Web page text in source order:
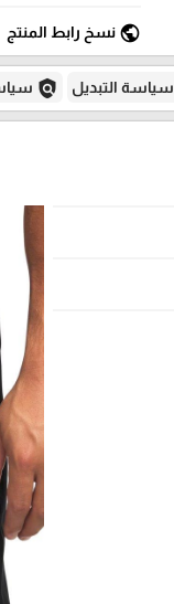
public نسخ رابط المنتج
سياسة التبديل policy